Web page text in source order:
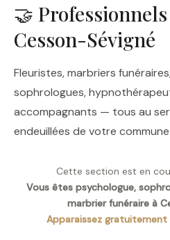
🤝
Cesson-Sévigné
Fleuristes, marbriers
sophrologues,
accompagnants — tous au
endeuillées de votre commune.
Cette section est en
Vous êtes psychologue,
marbrier funéraire à
Apparaissez